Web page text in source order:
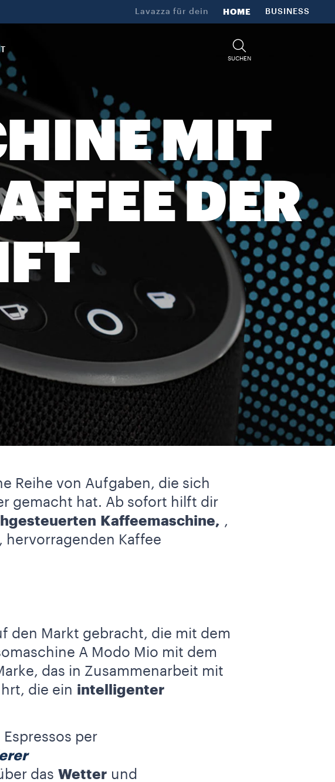
Lavazza für dein​ HOME BUSINESS
SUCHEN
MIT
DER
Reihe von Aufgaben, die sich
gemacht hat. Ab sofort hilft dir
Kaffeemaschine, ,
hervorragenden Kaffee
den Markt gebracht, die mit dem
A Modo Mio mit dem
das in Zusammenarbeit mit
die ein intelligenter
per
das Wetterund